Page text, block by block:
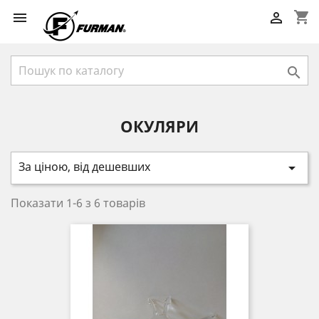
 shopping_cart


ОКУЛЯРИ
За ціною, від дешевших 
Показати 1-6 з 6 товарів